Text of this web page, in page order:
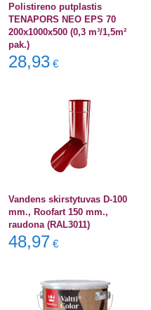
Polistireno putplastis
TENAPORS NEO EPS 70
200x1000x500 (0,3 m³/1,5m²
pak.)
28,93 €
Vandens skirstytuvas D-100
mm., Roofart 150 mm.,
raudona (RAL3011)
48,97 €